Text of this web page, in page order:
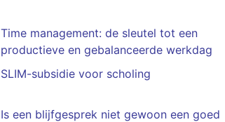
Time management: de sleutel tot een
productieve en gebalanceerde werkdag
SLIM-subsidie voor scholing
Is een blijfgesprek niet gewoon een goed